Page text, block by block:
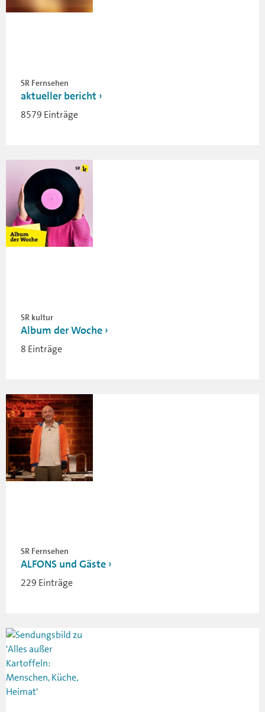
SR Fernsehen
aktueller bericht
8579 Einträge
SR kultur
Album der Woche
8 Einträge
SR Fernsehen
ALFONS und Gäste
229 Einträge